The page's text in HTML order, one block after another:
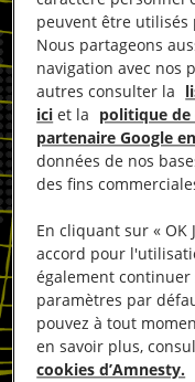
peuvent être utilisés
Nous partageons
navigation avec nos
autres consulter la
ici et la politique
partenaire Google
données de nos
des fins
En cliquant sur « OK
accord pour
également continuer
paramètres par
pouvez à tout
en savoir plus,
cookies d’Amnesty.